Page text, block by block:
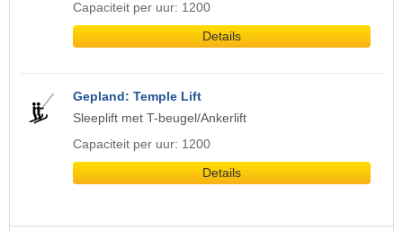
Capaciteit per uur: 1200
Details
Gepland: Temple Lift
Sleeplift met T-beugel/Ankerlift
Capaciteit per uur: 1200
Details